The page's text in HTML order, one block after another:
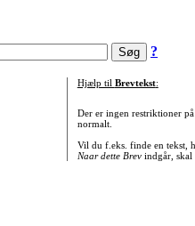
?
Hjælp til Brevtekst:
Der er ingen restriktioner
normalt.
Vil du f.eks. finde en tekst,
Naar dette Brevindgår, skal